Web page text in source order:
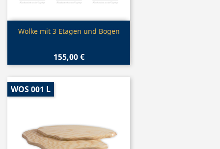
 Vorschau
Wolke mit 3 Etagen und Bogen
155,00 €
WOS 001 L